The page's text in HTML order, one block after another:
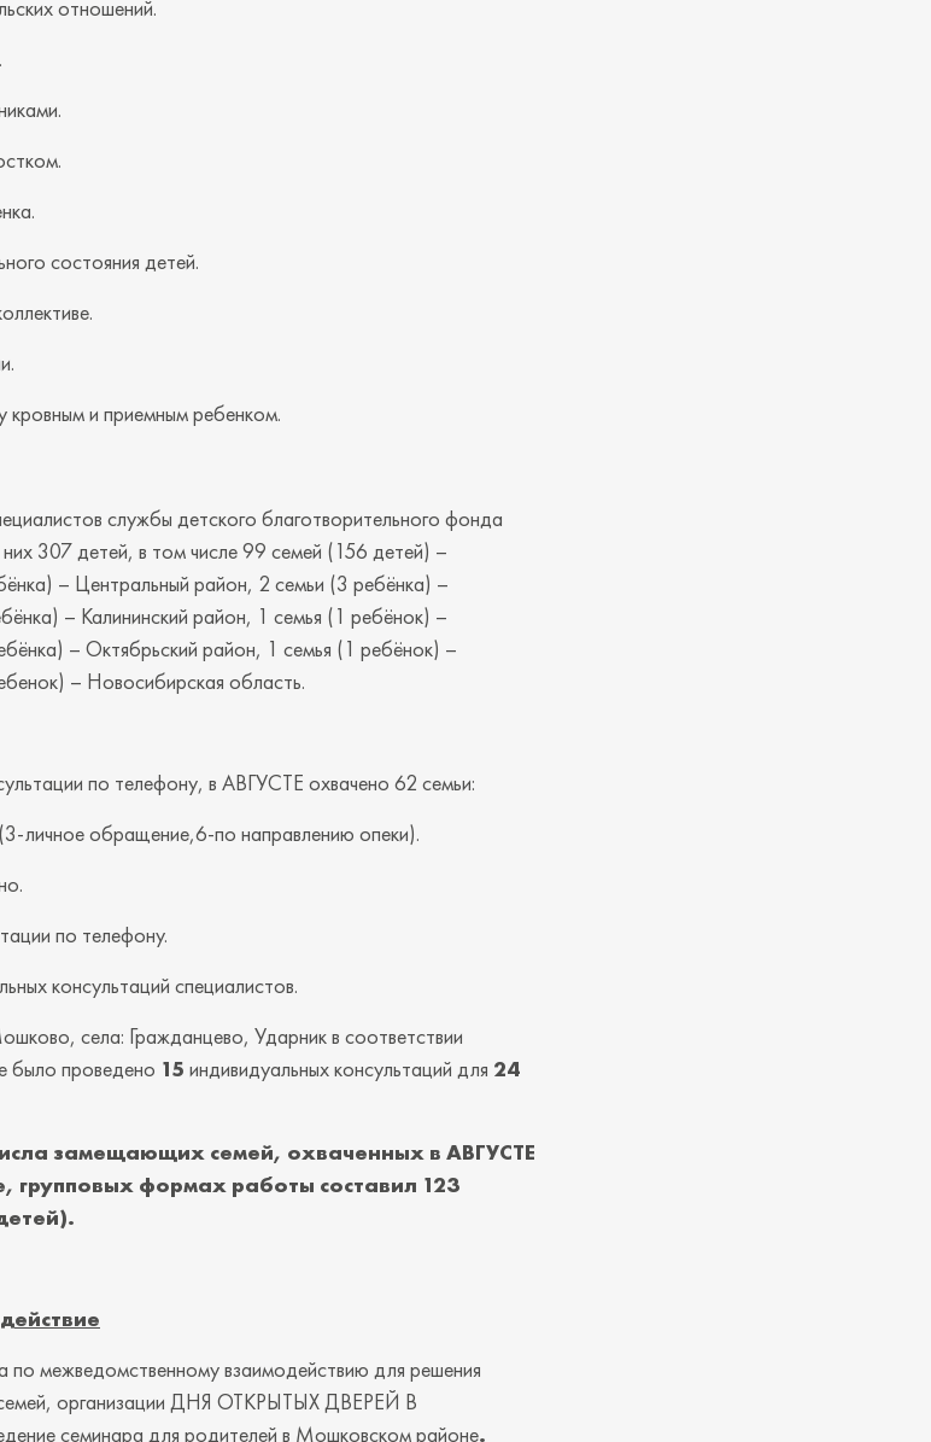
отношений.
состояния детей.
и приемным ребенком.
службы детского благотворительного фонда
307 детей, в том числе 99 семей (156 детей) –
– Центральный район, 2 семьи (3 ребёнка) –
– Калининский район, 1 семья (1 ребёнок) –
– Октябрьский район, 1 семья (1 ребёнок) –
– Новосибирская область.
по телефону, в АВГУСТЕ охвачено 62 семьи:
(3-личное обращение,6-по направлению опеки).
по телефону.
консультаций специалистов.
села: Гражданцево, Ударник в соответствии
было проведено 15 индивидуальных консультаций для 24
замещающих семей, охваченных в АВГУСТЕ
групповых формах работы составил 123
межведомственному взаимодействию для решения
организации ДНЯ ОТКРЫТЫХ ДВЕРЕЙ В
семинара для родителей в Мошковском районе.